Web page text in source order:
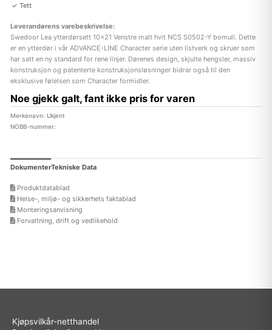
Tett
Leverandørens varebeskrivelse:
Swedoor Lea ytterdørsett 10×21 Venstre malt hvit NCS S0502-Y bomull. Dette
er en ytterdør i vår ADVANCE-LINE Character serie uten listverk og skruer som
har satt en ny standard for rene linjer. Dørenes design, skjulte hengsler, massiv
konstruksjon og patenterte konstruksjonsløsninger bidrar også til den
eksklusive følelsen som Character formidler.
Noe gjekk galt, fant ikke pris for varen
Merkenavn: Ukjent
NOBB-nummer:
DokumenterTekniske Data
Produktdatablad
Helse-, miljø- og sikkerhets faktablad
Monteringsanvisning
Forvaltning, drift og vedlikehold
Kjøpsvilkår-netthandel